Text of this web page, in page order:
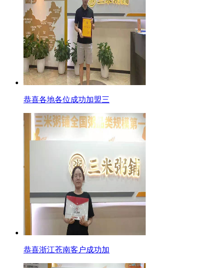
恭喜各地各位成功加盟三
恭喜浙江苍南客户成功加